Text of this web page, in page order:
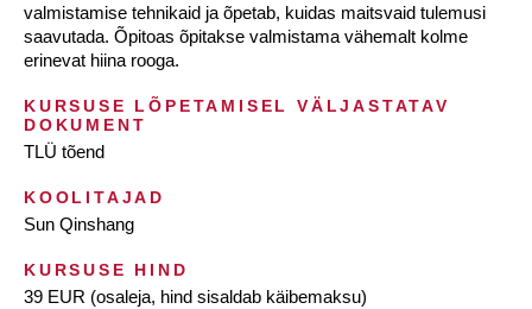
valmistamise tehnikaid ja õpetab, kuidas maitsvaid tulemusi
saavutada. Õpitoas õpitakse valmistama vähemalt kolme
erinevat hiina rooga.
KURSUSE LÕPETAMISEL VÄLJASTATAV
DOKUMENT
TLÜ tõend
KOOLITAJAD
Sun Qinshang
KURSUSE HIND
39 EUR (osaleja, hind sisaldab käibemaksu)